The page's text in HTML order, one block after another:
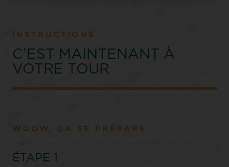
INSTRUCTIONS
C’EST MAINTENANT À
VOTRE TOUR
WOOW, ÇA SE PRÉPARE